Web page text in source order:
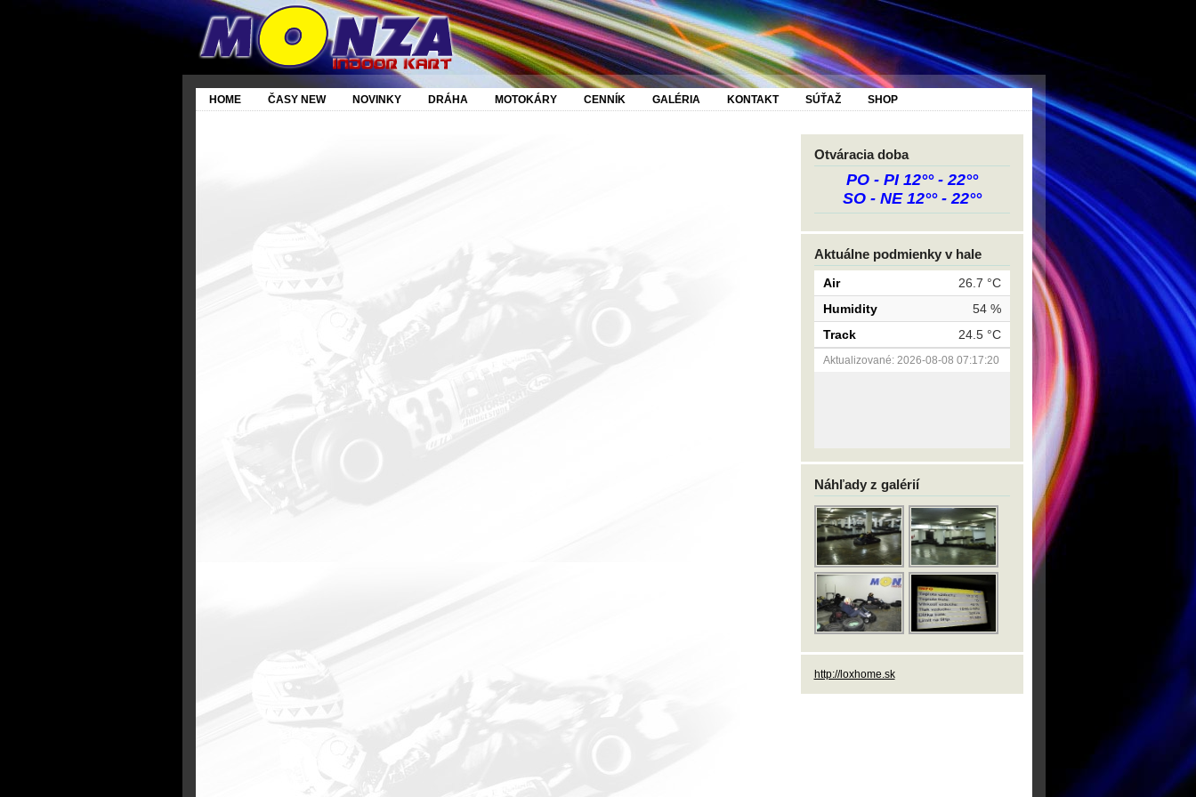
HOME ČASY NEW NOVINKY DRÁHA MOTOKÁRY CENNÍK GALÉRIA KONTAKT SÚŤAŽ SHOP
Otváracia doba
PO - PI 12°° - 22°°
SO - NE 12°° - 22°°
Aktuálne podmienky v hale
Náhľady z galérií
http://loxhome.sk